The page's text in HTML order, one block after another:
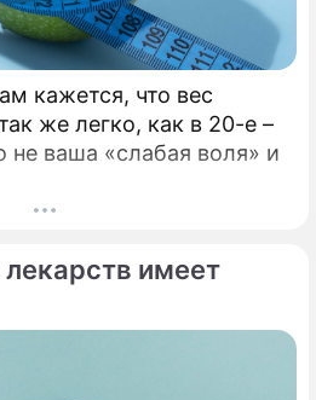
кажется, что вес
же легко, как в 20-е –
имеет